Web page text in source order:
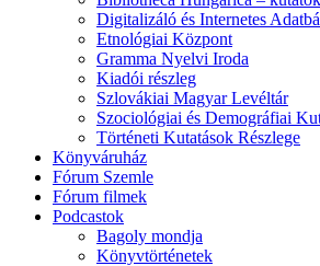
Digitalizáló és Internetes
Etnológiai Központ
Gramma Nyelvi Iroda
Kiadói részleg
Szlovákiai Magyar Levéltár
Szociológiai és Demográfiai
Történeti Kutatások Részlege
Könyváruház
Fórum Szemle
Fórum filmek
Podcastok
Bagoly mondja
Könyvtörténetek